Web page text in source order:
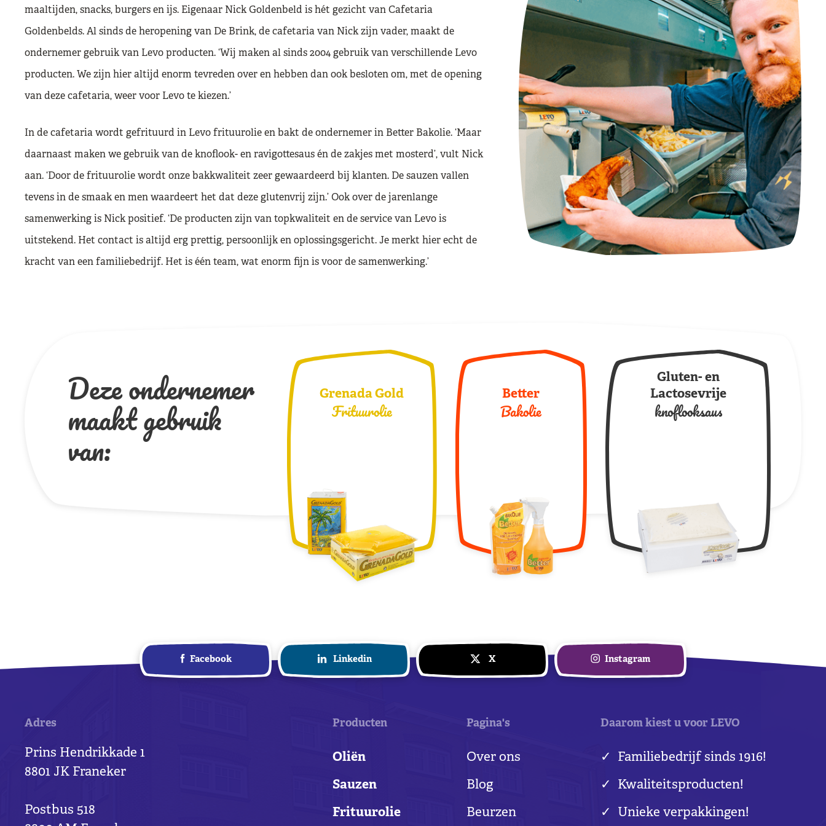
maaltijden, snacks, burgers en ijs. Eigenaar Nick Goldenbeld is hét gezicht van Cafetaria
Goldenbelds. Al sinds de heropening van De Brink, de cafetaria van Nick zijn vader, maakt de
ondernemer gebruik van Levo producten. ‘Wij maken al sinds 2004 gebruik van verschillende Levo
producten. We zijn hier altijd enorm tevreden over en hebben dan ook besloten om, met de opening
van deze cafetaria, weer voor Levo te kiezen.’
In de cafetaria wordt gefrituurd in Levo frituurolie en bakt de ondernemer in Better Bakolie. ‘Maar
daarnaast maken we gebruik van de knoflook- en ravigottesaus én de zakjes met mosterd’, vult Nick
aan. ‘Door de frituurolie wordt onze bakkwaliteit zeer gewaardeerd bij klanten. De sauzen vallen
tevens in de smaak en men waardeert het dat deze glutenvrij zijn.’ Ook over de jarenlange
samenwerking is Nick positief. ‘De producten zijn van topkwaliteit en de service van Levo is
uitstekend. Het contact is altijd erg prettig, persoonlijk en oplossingsgericht. Je merkt hier echt de
kracht van een familiebedrijf. Het is één team, wat enorm fijn is voor de samenwerking.’
Deze ondernemer
maakt gebruik
van:
Grenada Gold
Frituurolie
Better
Bakolie
Gluten- en
Lactosevrije
knoflooksaus
Facebook Linkedin X Instagram
Adres
Prins Hendrikkade 1
8801 JK Franeker
Postbus 518
Producten
Oliën
Sauzen
Frituurolie
Pagina's
Over ons
Blog
Beurzen
Daarom kiest u voor LEVO
Familiebedrijf sinds 1916!
Kwaliteitsproducten!
Unieke verpakkingen!